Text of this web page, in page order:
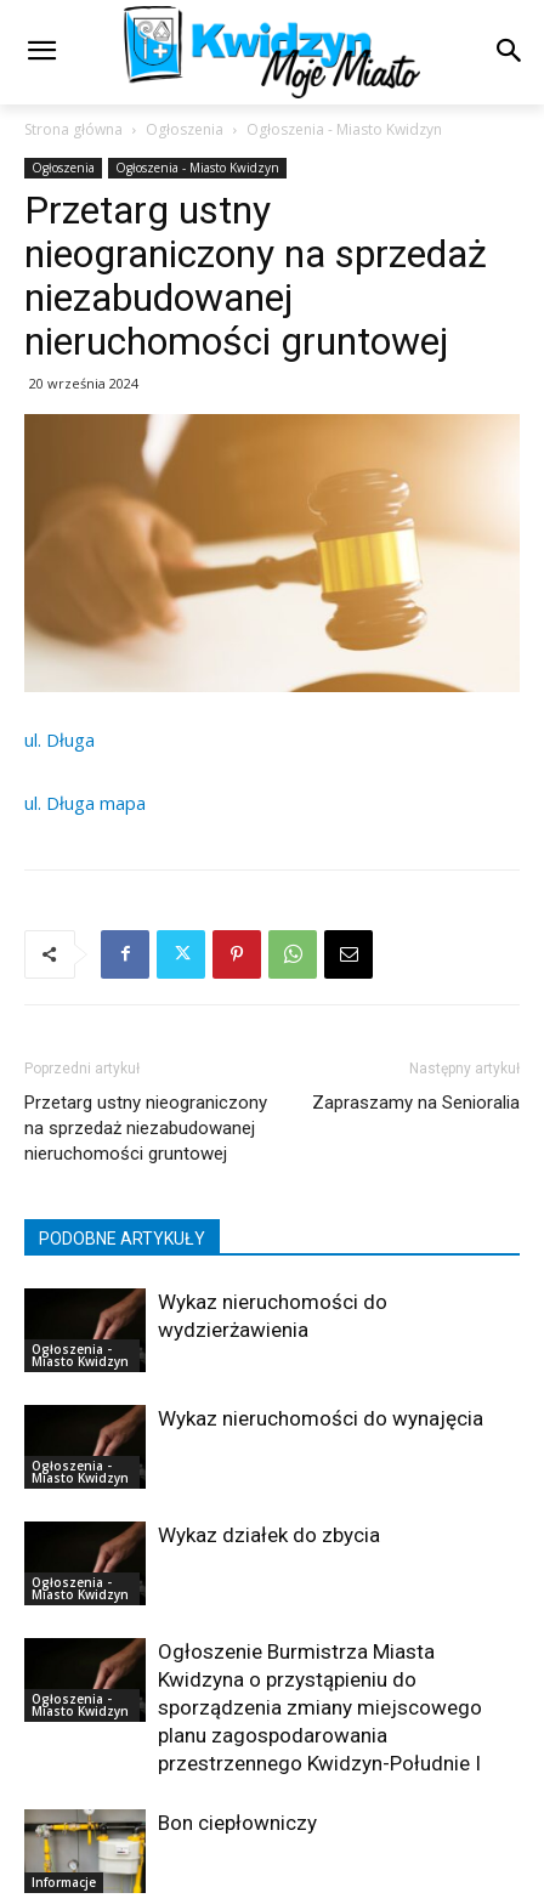
Strona główna Ogłoszenia Ogłoszenia - Miasto Kwidzyn
Ogłoszenia Ogłoszenia - Miasto Kwidzyn
Przetarg ustny
nieograniczony na sprzedaż
niezabudowanej
nieruchomości gruntowej
20 września 2024
ul. Długa
ul. Długa mapa
Poprzedni artykuł
Przetarg ustny nieograniczony
na sprzedaż niezabudowanej
nieruchomości gruntowej
Następny artykuł
Zapraszamy na Senioralia
PODOBNE ARTYKUŁY
Ogłoszenia -
Miasto Kwidzyn
Wykaz nieruchomości do
wydzierżawienia
Ogłoszenia -
Miasto Kwidzyn
Wykaz nieruchomości do wynajęcia
Ogłoszenia -
Miasto Kwidzyn
Wykaz działek do zbycia
Ogłoszenia -
Miasto Kwidzyn
Ogłoszenie Burmistrza Miasta
Kwidzyna o przystąpieniu do
sporządzenia zmiany miejscowego
planu zagospodarowania
przestrzennego Kwidzyn-Południe I
Informacje
Bon ciepłowniczy